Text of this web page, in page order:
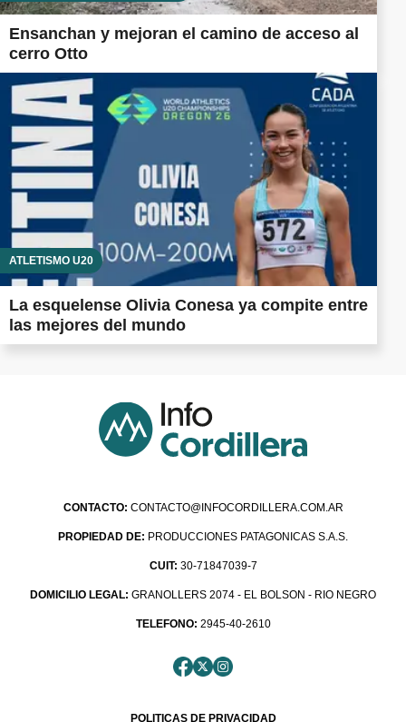
Ensanchan y mejoran el camino de acceso al
cerro Otto
ATLETISMO U20
La esquelense Olivia Conesa ya compite entre
las mejores del mundo
CONTACTO: CONTACTO@INFOCORDILLERA.COM.AR
PROPIEDAD DE: PRODUCCIONES PATAGONICAS S.A.S.
CUIT: 30-71847039-7
DOMICILIO LEGAL: GRANOLLERS 2074 - EL BOLSON - RIO NEGRO
TELEFONO: 2945-40-2610
POLITICAS DE PRIVACIDAD